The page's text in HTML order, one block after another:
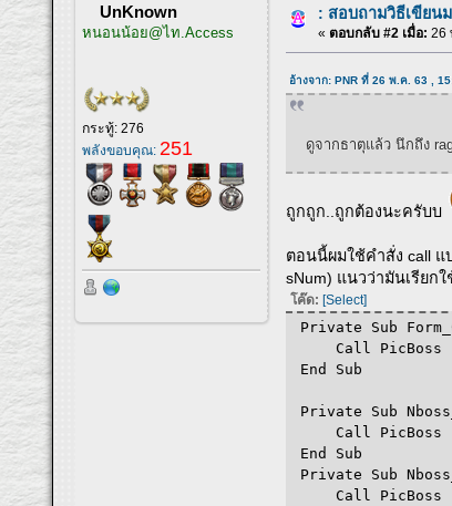
UnKnown
หนอนน้อย@ไท.Access
กระทู้: 276
พลังขอบคุณ: 251
: สอบถามวิธีเขียน
« ตอบกลับ #2 เมื่อ: 26
อ้างจาก: PNR ที่ 26 พ.ค. 63 ,
ดูจากธาตุแล้ว นึกถึง
ถูกถูก..ถูกต้องนะครับบ
ตอนนี้ผมใช้คำสั่ง call แ
sNum) แนวว่ามันเรียก
โค๊ด: [Select]
Private Sub
Call PicBoss
End Sub
Private Sub
Call PicBoss
End Sub
Private Sub
Call PicBoss